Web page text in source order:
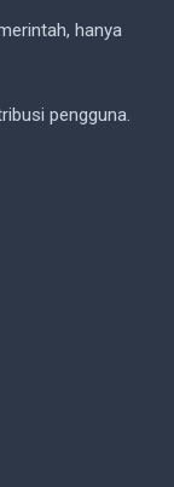
hanya
pengguna.